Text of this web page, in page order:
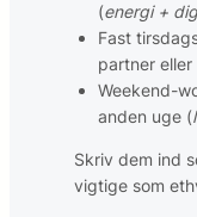
(energi +
Fast
partner eller
Weekend-
anden uge (
Skriv dem ind
vigtige som